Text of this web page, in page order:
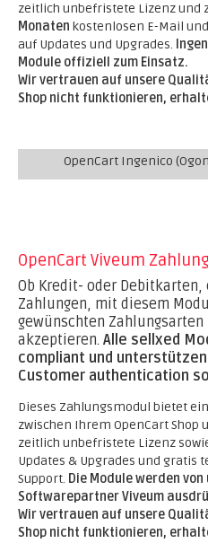
zeitlich unbefristete Lizenz und
Monaten kostenlosen E-Mail
auf Updates und Upgrades.
Module offiziell zum Einsatz.
Wir vertrauen auf unsere
Shop nicht funktionieren,
OpenCart Ingenico
OpenCart Viveum
Ob Kredit- oder
Zahlungen, mit diesem
gewünschten Zahlungsarten
akzeptieren. Alle sellxed
compliant und
Customer authentication
Dieses Zahlungsmodul bietet
zwischen Ihrem OpenCart Shop
zeitlich unbefristete Lizenz
Updates & Upgrades und gratis
Support. Die Module werden
Softwarepartner Viveum
Wir vertrauen auf unsere
Shop nicht funktionieren,